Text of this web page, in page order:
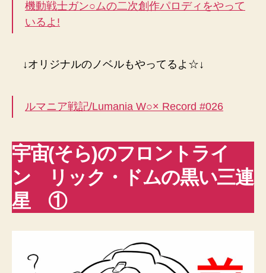
機動戦士ガン○ムの二次創作パロディをやって
いるよ!
↓オリジナルのノベルもやってるよ☆↓
ルマニア戦記/Lumania W○× Record #026
宇宙(そら)のフロントライ
ン リック・ドムの黒い三連
星 ①